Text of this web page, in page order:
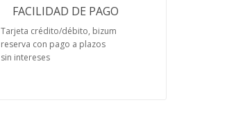
FACILIDAD DE PAGO
Tarjeta crédito/débito, bizum
reserva con pago a plazos
sin intereses